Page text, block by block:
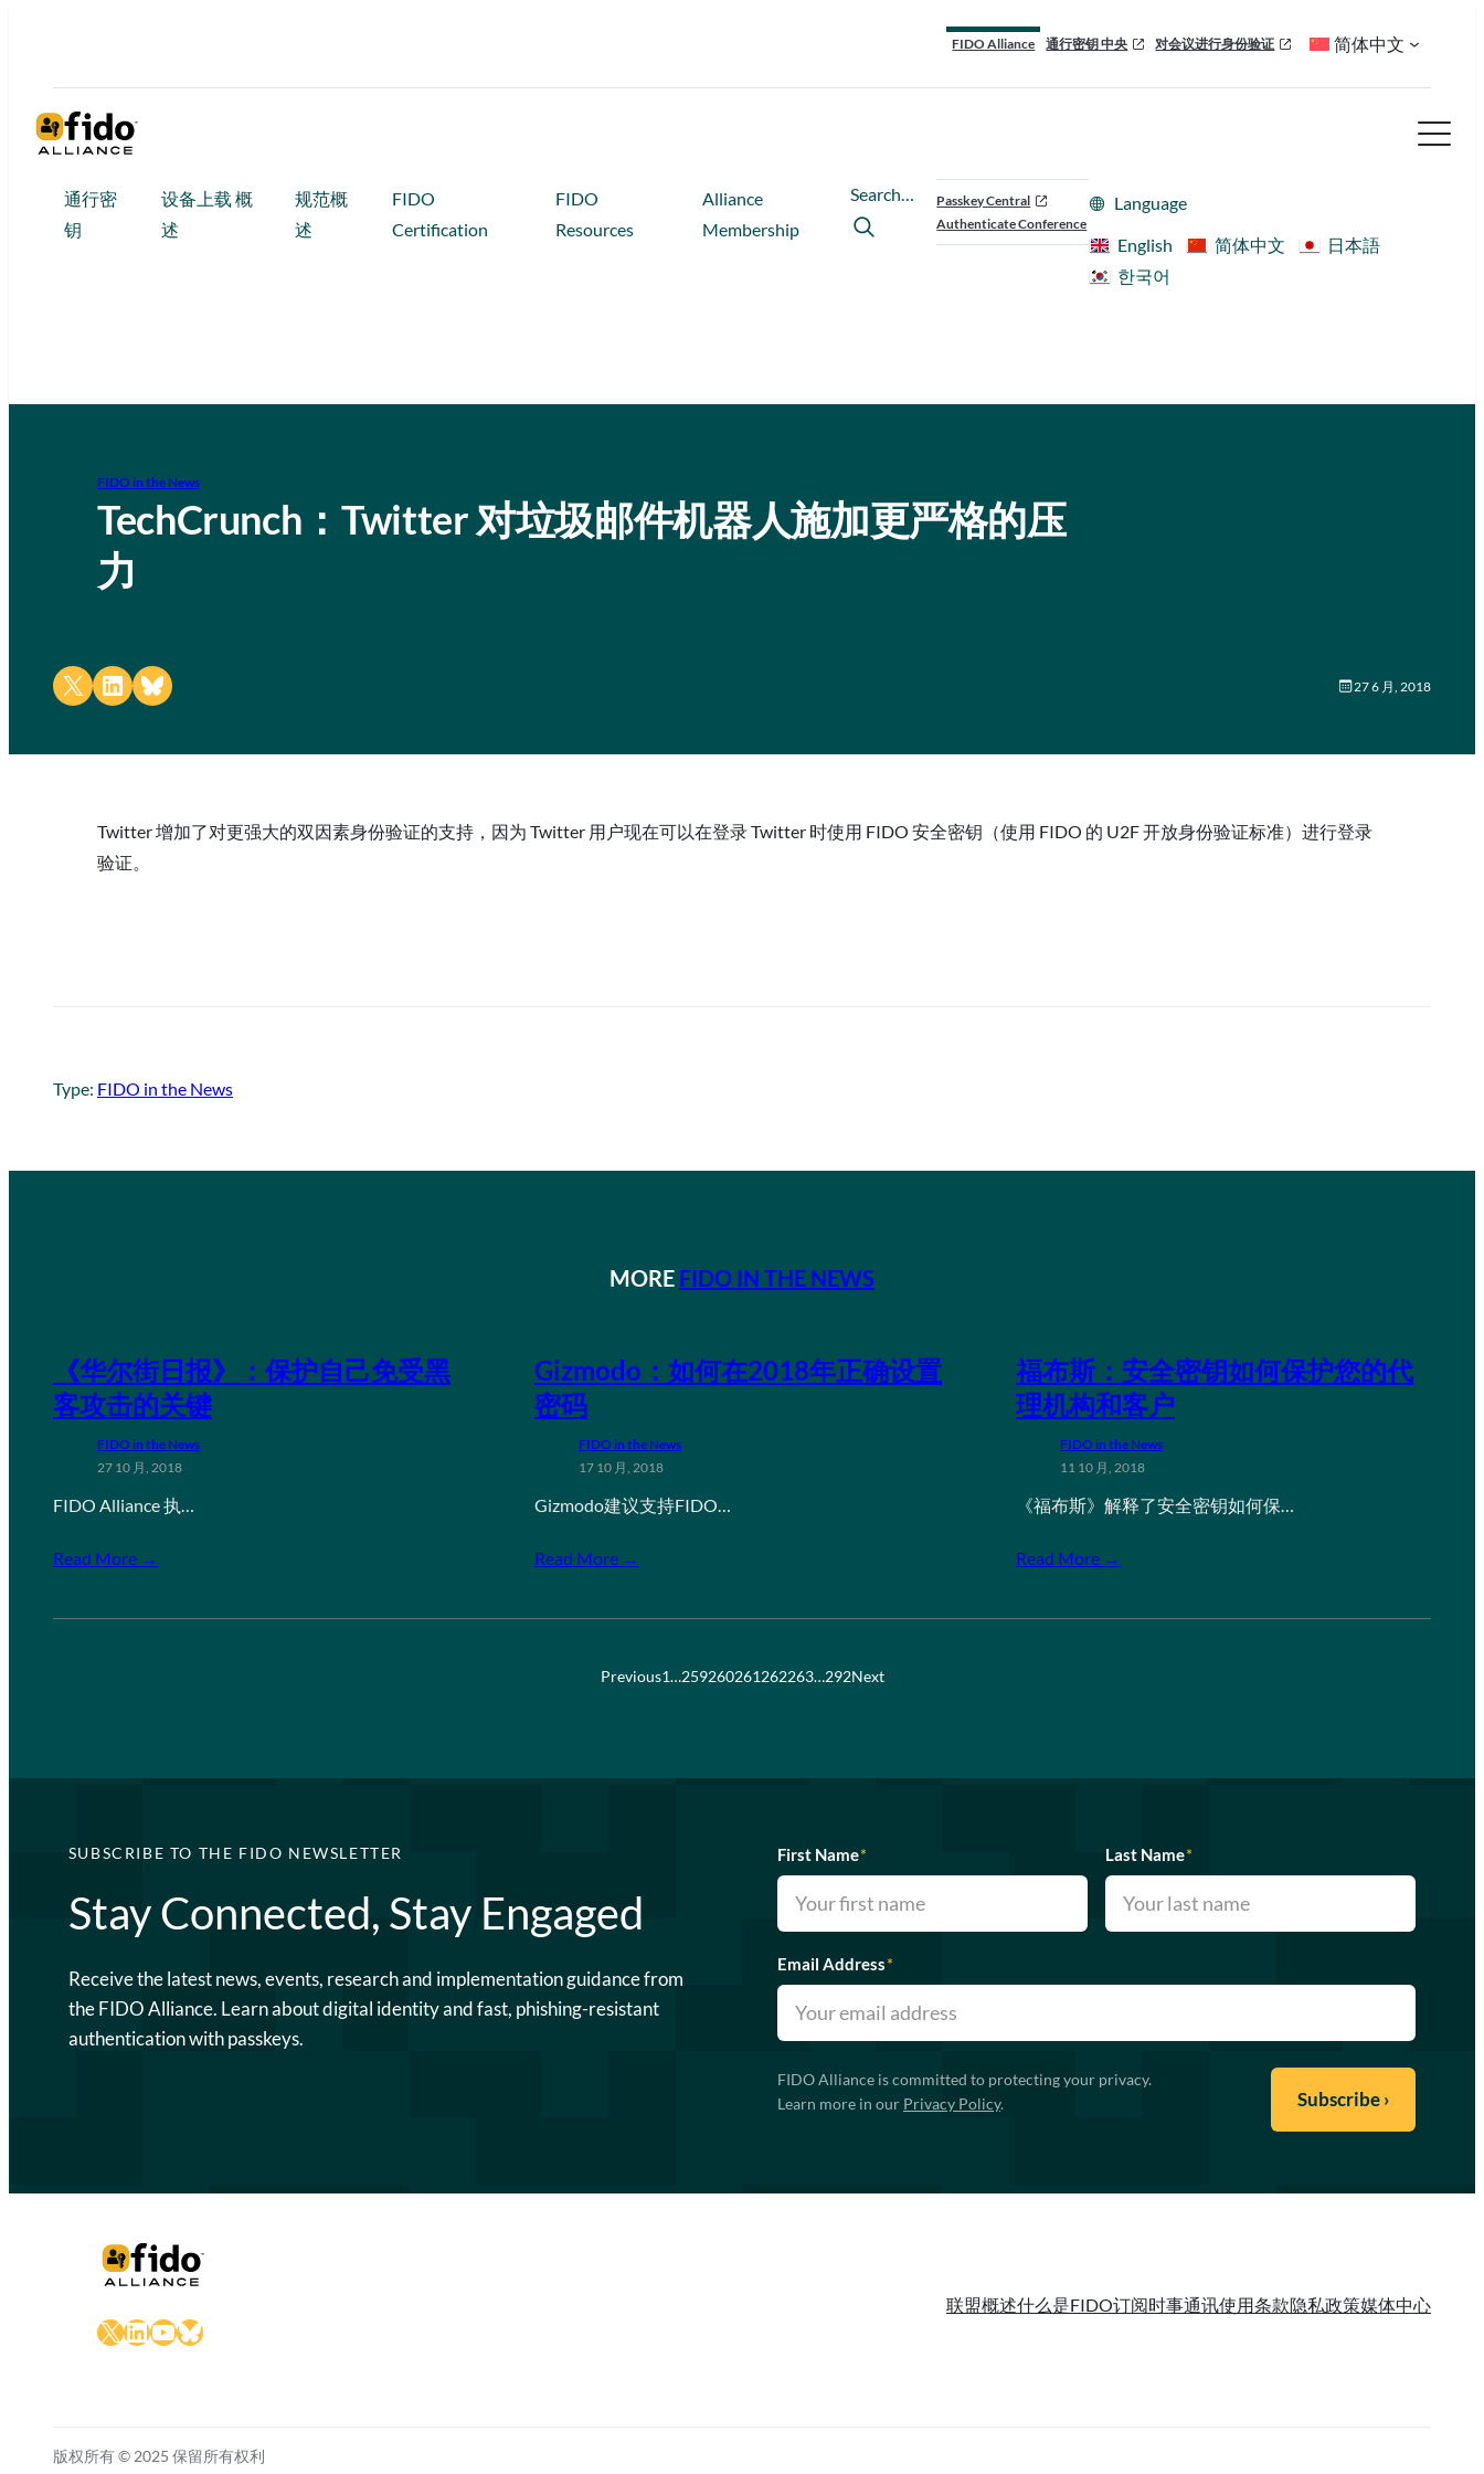
FIDO Alliance 通行密钥 中央 对会议进行身份验证 简体中文
通行密
钥
设备上载 概
述
规范概
述
FIDO
Certification
FIDO
Resources
Alliance
Membership
Search…
Passkey Central
Authenticate Conference
Language
English
简体中文
日本語
한국어
FIDO in the News
TechCrunch：Twitter 对垃圾邮件机器人施加更严格的压
力
Share on X Share on LinkedIn
Share on Bluesky 27 6 月, 2018
Twitter 增加了对更强大的双因素身份验证的支持，因为 Twitter 用户现在可以在登录 Twitter 时使用 FIDO 安全密钥（使用 FIDO 的 U2F 开放身份验证标准）进行登录
验证。
Type: FIDO in the News
MORE FIDO IN THE NEWS
《华尔街日报》：保护自己免受黑
客攻击的关键
FIDO in the News
27 10 月, 2018
FIDO Alliance 执…
Read More →
Gizmodo：如何在2018年正确设置
密码
FIDO in the News
17 10 月, 2018
Gizmodo建议支持FIDO…
Read More →
福布斯：安全密钥如何保护您的代
理机构和客户
FIDO in the News
11 10 月, 2018
《福布斯》解释了安全密钥如何保…
Read More →
Previous1…259260261262263…292Next
SUBSCRIBE TO THE FIDO NEWSLETTER
Stay Connected, Stay Engaged
Receive the latest news, events, research and implementation guidance from
the FIDO Alliance. Learn about digital identity and fast, phishing-resistant
authentication with passkeys.
First Name* Last Name*
Email Address*
FIDO Alliance is committed to protecting your privacy.
Learn more in our Privacy Policy.
X LinkedIn
YouTube
Bluesky
联盟概述什么是FIDO订阅时事通讯使用条款隐私政策媒体中心
版权所有 © 2025 保留所有权利